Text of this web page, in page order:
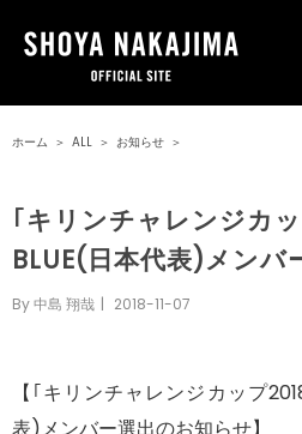
ホーム ＞ ALL ＞ お知らせ ＞
｢キリンチャレンジカ
BLUE(日本代表)メンバ
By中島 翔哉 | 2018-11-07
【｢キリンチャレンジカップ